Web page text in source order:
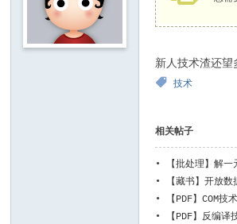
新人技术渣还望
技术
相关帖子
• 【批处理】解
•
【藏书】开放
•
【PDF】COM技
•
【PDF】反编